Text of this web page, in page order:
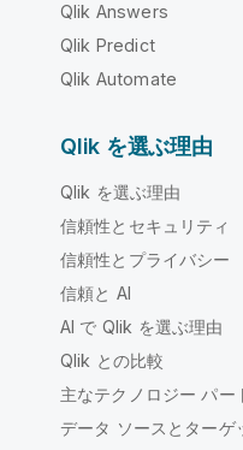
Qlik Answers
Qlik Predict
Qlik Automate
Qlik を選ぶ理由
Qlik を選ぶ理由
信頼性とセキュリティ
信頼性とプライバシー
信頼と AI
AI で Qlik を選ぶ理由
Qlik との比較
主なテクノロジー パー
データ ソースとターゲ